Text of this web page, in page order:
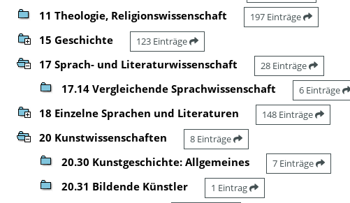
11 Theologie, Religionswissenschaft 197 Einträge
15 Geschichte 123 Einträge
17 Sprach- und Literaturwissenschaft 28 Einträge
17.14 Vergleichende Sprachwissenschaft 6 Einträge
18 Einzelne Sprachen und Literaturen 148 Einträge
20 Kunstwissenschaften 8 Einträge
20.30 Kunstgeschichte: Allgemeines 7 Einträge
20.31 Bildende Künstler 1 Eintrag